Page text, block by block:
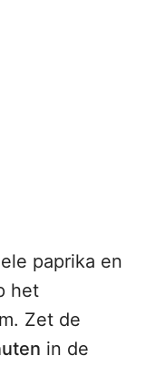
paprika en
het
Zet de
in de